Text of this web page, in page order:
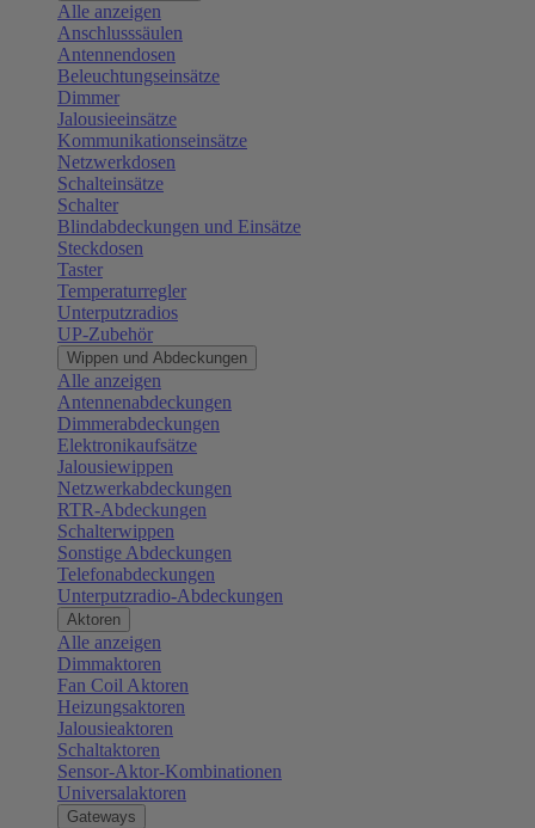
Alle anzeigen
Anschlusssäulen
Antennendosen
Beleuchtungseinsätze
Dimmer
Jalousieeinsätze
Kommunikationseinsätze
Netzwerkdosen
Schalteinsätze
Schalter
Blindabdeckungen und Einsätze
Steckdosen
Taster
Temperaturregler
Unterputzradios
UP-Zubehör
Wippen und Abdeckungen
Alle anzeigen
Antennenabdeckungen
Dimmerabdeckungen
Elektronikaufsätze
Jalousiewippen
Netzwerkabdeckungen
RTR-Abdeckungen
Schalterwippen
Sonstige Abdeckungen
Telefonabdeckungen
Unterputzradio-Abdeckungen
Aktoren
Alle anzeigen
Dimmaktoren
Fan Coil Aktoren
Heizungsaktoren
Jalousieaktoren
Schaltaktoren
Sensor-Aktor-Kombinationen
Universalaktoren
Gateways